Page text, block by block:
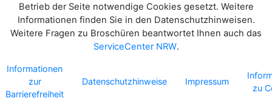
Betrieb der Seite notwendige Cookies gesetzt. Weitere
Informationen finden Sie in den Datenschutzhinweisen.
Weitere Fragen zu Broschüren beantwortet Ihnen auch das
ServiceCenter NRW.
Informationen
zur
Barrierefreiheit
Datenschutzhinweise Impressum
zu